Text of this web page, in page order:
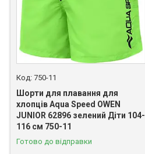
750-11
Шорти для плавання для
хлопців Aqua Speed OWEN
JUNIOR 62896 зелений Діти 104-
116 см 750-11
Готово до відправки